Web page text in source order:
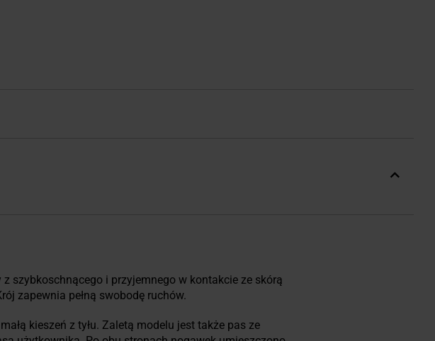
z szybkoschnącego i przyjemnego w kontakcie ze skórą
zapewnia pełną swobodę ruchów.
kieszeń z tyłu. Zaletą modelu jest także pas ze